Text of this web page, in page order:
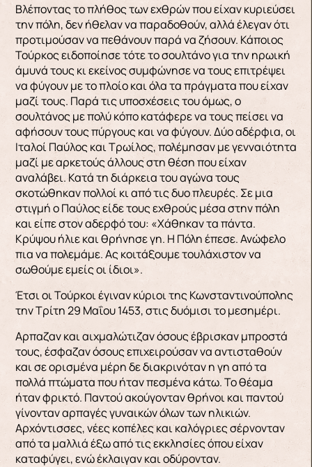
Βλέποντας το πλήθος των εχθρών που είχαν κυριεύσει
την πόλη, δεν ήθελαν να παραδοθούν, αλλά έλεγαν ότι
προτιμούσαν να πεθάνουν παρά να ζήσουν. Κάποιος
Τούρκος ειδοποίησε τότε το σουλτάνο για την ηρωική
άμυνά τους κι εκείνος συμφώνησε να τους επιτρέψει
να φύγουν με το πλοίο και όλα τα πράγματα που είχαν
μαζί τους. Παρά τις υποσχέσεις του όμως, ο
σουλτάνος με πολύ κόπο κατάφερε να τους πείσει να
αφήσουν τους πύργους και να φύγουν. Δύο αδέρφια, οι
Ιταλοί Παύλος και Τρωίλος, πολέμησαν με γεν­ναιότητα
μαζί με αρκετούς άλλους στη θέση που είχαν
αναλάβει. Κατά τη διάρκεια του αγώνα τους
σκοτώθηκαν πολλοί κι από τις δυο πλευρές. Σε μια
στιγμή ο Παύλος είδε τους εχθρούς μέσα στην πόλη
και είπε στον αδερφό του: «Χάθηκαν τα πά­ντα.
Κρύψου ήλιε και θρήνησε γη. Η Πόλη έπεσε. Ανώφελο
πια να πολεμάμε. Ας κοιτάξουμε τουλά­χιστον να
σωθούμε εμείς οι ίδιοι».
Έτσι οι Τούρκοι έγιναν κύριοι της Κωνσταντι­νούπολης
την Τρίτη 29 Μαΐου 1453, στις δυόμισι το μεσημέρι.
Aρπαζαν και αιχμαλώτιζαν όσους έβρισκαν μπροστά
τους, έσφαζαν όσους επιχει­ρούσαν να αντισταθούν
και σε ορισμένα μέρη δε διακρινόταν η γη από τα
πολλά πτώματα που ήταν πεσμένα κάτω. Το θέαμα
ήταν φρικτό. Παντού ακούγονταν θρήνοι και παντού
γίνονταν αρπαγές γυναικών όλων των ηλικιών.
Αρχόντισσες, νέες κοπέλες και καλόγριες σέρνονταν
από τα μαλλιά έξω από τις εκκλησίες όπου είχαν
καταφύγει, ενώ έκλαιγαν και οδύρονταν.